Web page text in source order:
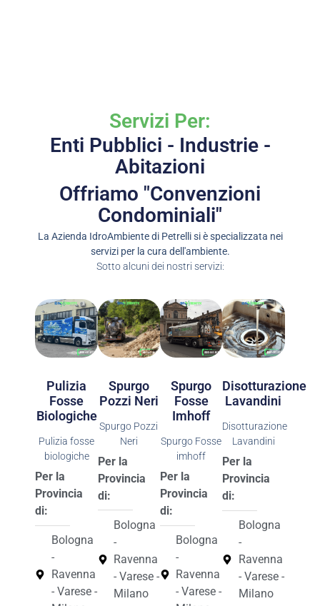
Servizi Per:
Enti Pubblici - Industrie -
Abitazioni
Offriamo "Convenzioni
Condominiali"
La Azienda IdroAmbiente di Petrelli si è specializzata nei
servizi per la cura dell'ambiente.
Sotto alcuni dei nostri servizi:
Pulizia
Fosse
Biologiche
Pulizia fosse
biologiche
Per la
Provincia
di:
Bologna
-
Ravenna
- Varese -
Spurgo
Pozzi Neri
Spurgo Pozzi
Neri
Per la
Provincia
di:
Bologna
-
Ravenna
- Varese -
Milano
Spurgo
Fosse
Imhoff
Spurgo Fosse
imhoff
Per la
Provincia
di:
Bologna
-
Ravenna
- Varese -
Disotturazione
Lavandini
Disotturazione
Lavandini
Per la
Provincia
di:
Bologna
-
Ravenna
- Varese -
Milano